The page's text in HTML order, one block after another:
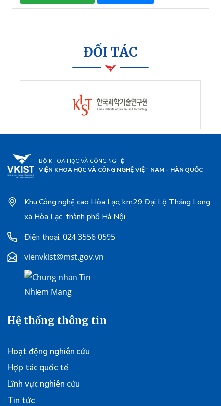
ĐỐI TÁC
BỘ KHOA HỌC VÀ CÔNG NGHỆ
VIỆN KHOA HỌC VÀ CÔNG NGHỆ VIỆT NAM - HÀN QUỐC
Khu Công nghệ cao Hòa Lạc, km29 Đại Lộ Thăng Long,
xã Hòa Lạc, thành phố Hà Nội
Điện thoại: 024 3556 0595
vienvkist@mst.gov.vn
Hệ thống thông tin
Hoạt động nghiên cứu
Hợp tác quốc tế
Lĩnh vực nghiên cứu
Tin tức